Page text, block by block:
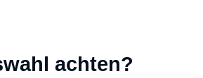
achten?